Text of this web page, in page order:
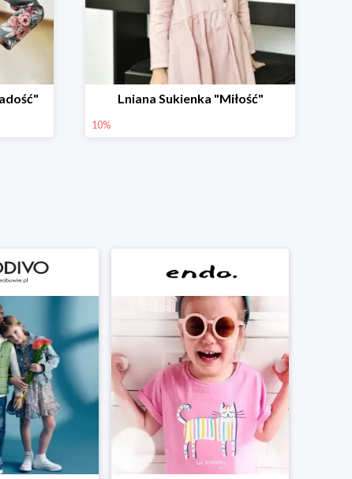
Lniana Sukienka "Miłość"
10%